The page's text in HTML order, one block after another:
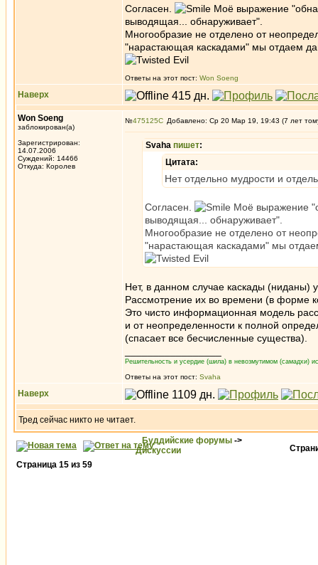
Согласен.
Моё выражение
выводящая... обнаруживает".
Многообразие не отделено от
"нарастающая каскадами" мы отдаем
Ответы на этот пост: Won Soeng
Наверх
Won Soeng
заблокирован(а)
Зарегистрирован:
14.07.2006
Суждений: 14466
Откуда: Королев
№475125 Добавлено: Ср 20 Мар 19, 19:43 (7 лет
Svaha пишет:
Цитата:
Нет отдельно мудрости и
Согласен.
Моё выражение
выводящая... обнаруживает".
Многообразие не отделено от
"нарастающая каскадами" мы
Нет, в данном случае каскады (ниданы)
Рассмотрение их во времени (в форме
Это чисто информационная модель
и от неопределенности к полной
(спасает все бесчисленные существа).
Решительность и усердие (шила) в невозмутимом (самадхи)
Ответы на этот пост: Svaha
Наверх
Тред сейчас никто не читает.
Буддийские форумы ->
Дискуссии
Страница 15 из 59